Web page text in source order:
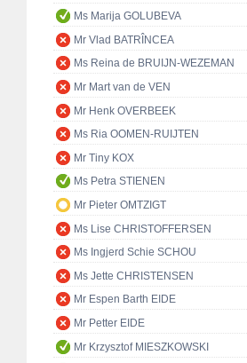
Ms Marija GOLUBEVA
Mr Vlad BATRÎNCEA
Ms Reina de BRUIJN-WEZEMAN
Mr Mart van de VEN
Mr Henk OVERBEEK
Ms Ria OOMEN-RUIJTEN
Mr Tiny KOX
Ms Petra STIENEN
Mr Pieter OMTZIGT
Ms Lise CHRISTOFFERSEN
Ms Ingjerd Schie SCHOU
Ms Jette CHRISTENSEN
Mr Espen Barth EIDE
Mr Petter EIDE
Mr Krzysztof MIESZKOWSKI